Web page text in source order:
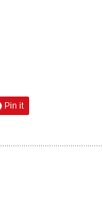
Pin it